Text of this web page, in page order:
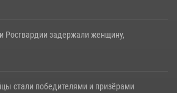
Росгвардии задержали женщину,
стали победителями и призёрами